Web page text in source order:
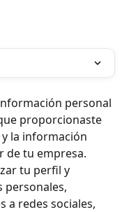
personal
proporcionaste
la información
de tu empresa.
tu perfil y
personales,
a redes sociales,